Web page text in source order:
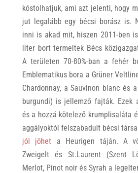
kóstolhatjuk, ami azt jelenti, hogy
jut legalább egy bécsi borász is.
inni is akad mit, hiszen 2011-ben
liter bort termeltek Bécs
A területen 70-80%-ban a fehér
Emblematikus bora a Grüner
Chardonnay, a Sauvinon blanc és
burgundi) is jellemző fajták. Ezek
és a hozzá kötelező krumplisaláta
aggályoktól felszabadult bécsi
jól jöhet a Heurigen táján. A
Zweigelt és St.Laurent (Szent
Merlot, Pinot noir és Syrah a